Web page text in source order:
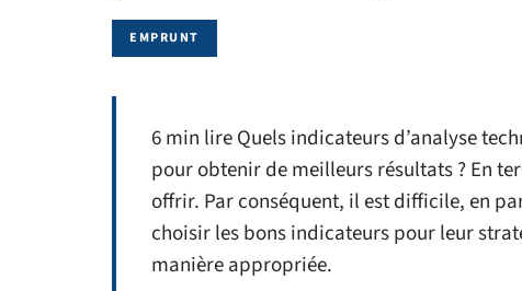
EMPRUNT
6 min lire Quels indicateurs d’analyse
pour obtenir de meilleurs résultats ? En
offrir. Par conséquent, il est difficile, en
choisir les bons indicateurs pour leur
manière appropriée.